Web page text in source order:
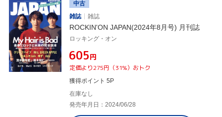
中古
雑誌
雑誌
ROCKIN'ON JAPAN(2024年8月号) 月刊誌
ロッキング・オン
¥605円
定価より275円（31%）おトク
獲得ポイント 5P
在庫なし
発売年月日：2024/06/28